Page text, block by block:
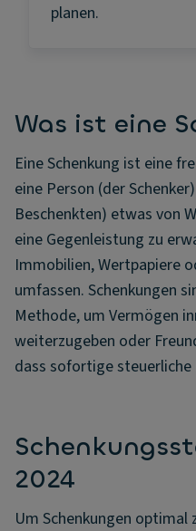
planen.
Was ist eine
Eine Schenkung ist eine
eine Person (der
Beschenkten) etwas von
eine Gegenleistung zu
Immobilien, Wertpapiere
umfassen. Schenkungen
Methode, um Vermögen
weiterzugeben oder
dass sofortige
2024
Um Schenkungen